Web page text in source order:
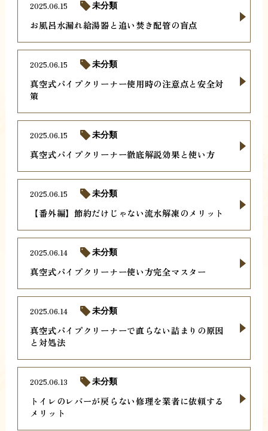
お風呂水漏れ給湯器と追い焚き配管の盲点
2025.06.15 未分類
真空式パイプクリーナー使用時の注意点と安全対
策
2025.06.15 未分類
真空式パイプクリーナー徹底解説効果と使い方
2025.06.15 未分類
【番外編】節約だけじゃない流水解凍のメリット
2025.06.15 未分類
真空式パイプクリーナー使い方完全マスター
2025.06.14 未分類
真空式パイプクリーナーで直らない詰まりの原因
と対処法
2025.06.14 未分類
トイレのレバーが戻らない修理を業者に依頼する
メリット
2025.06.13 未分類